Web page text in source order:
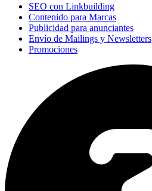
SEO con Linkbuilding
Contenido para Marcas
Publicidad para anunciantes
Envío de Mailings y Newsletters
Promociones